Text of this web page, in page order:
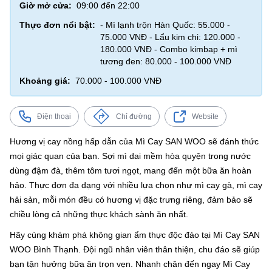
Giờ mở cửa: 09:00 đến 22:00
Thực đơn nổi bật: - Mì lạnh trộn Hàn Quốc: 55.000 -
75.000 VNĐ - Lẩu kim chi: 120.000 -
180.000 VNĐ - Combo kimbap + mì
tương đen: 80.000 - 100.000 VNĐ
Khoảng giá: 70.000 - 100.000 VNĐ
Điện thoại Chỉ đường Website
Hương vị cay nồng hấp dẫn của Mì Cay SAN WOO sẽ đánh thức
mọi giác quan của bạn. Sợi mì dai mềm hòa quyện trong nước
dùng đậm đà, thêm tôm tươi ngọt, mang đến một bữa ăn hoàn
hảo. Thực đơn đa dạng với nhiều lựa chọn như mì cay gà, mì cay
hải sản, mỗi món đều có hương vị đặc trưng riêng, đảm bảo sẽ
chiều lòng cả những thực khách sành ăn nhất.
Hãy cùng khám phá không gian ẩm thực độc đáo tại Mì Cay SAN
WOO Bình Thạnh. Đội ngũ nhân viên thân thiện, chu đáo sẽ giúp
bạn tận hưởng bữa ăn trọn vẹn. Nhanh chân đến ngay Mì Cay